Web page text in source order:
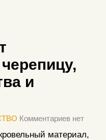
и
Комментариев нет
материал,